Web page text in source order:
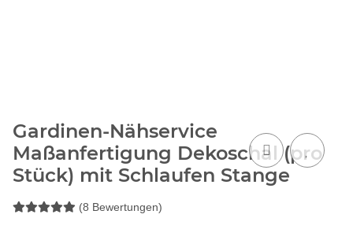
Gardinen-Nähservice
Maßanfertigung Dekoschal (pro
Stück) mit Schlaufen Stange
(8 Bewertungen)